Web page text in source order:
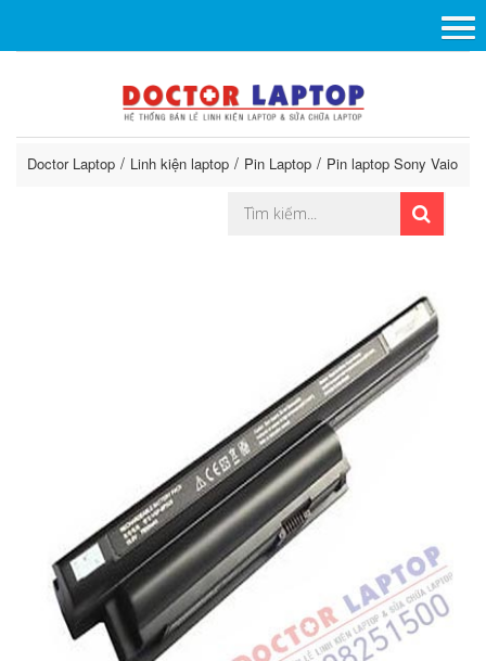
Doctor Laptop Linh kiện laptop Pin Laptop Pin laptop Sony Vaio